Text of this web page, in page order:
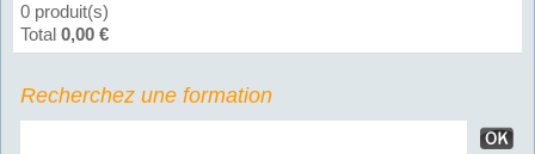
0 produit(s)
Total 0,00 €
Recherchez une formation